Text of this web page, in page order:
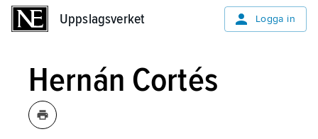
Uppslagsverket Logga in
Hernán Cortés